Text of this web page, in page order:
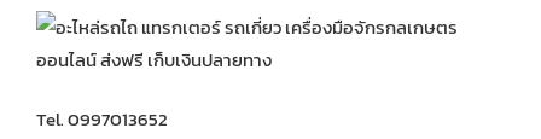
Tel. 0997013652